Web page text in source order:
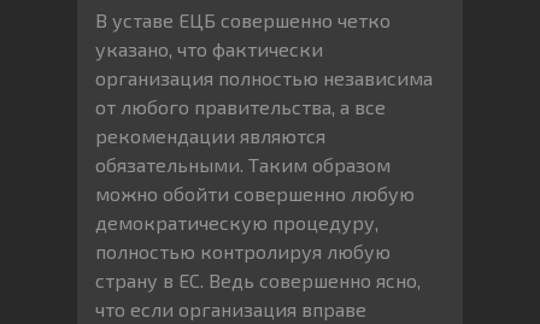
В уставе ЕЦБ совершенно четко
указано, что фактически
организация полностью независима
от любого правительства, а все
рекомендации являются
обязательными. Таким образом
можно обойти совершенно любую
демократическую процедуру,
полностью контролируя любую
страну в ЕС. Ведь совершенно ясно,
что если организация вправе